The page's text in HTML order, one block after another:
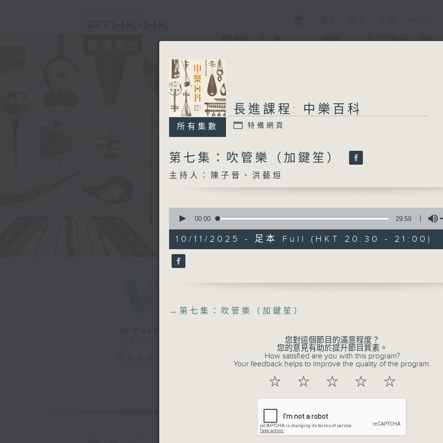
所有集數
長進課程: 中樂百
特備網頁
您喜歡這個節目嗎?
主持人：陳子晉、洪藝烜
所有集數
長進課程: 中樂百科
特備網頁
第七集：吹管樂（加鍵笙）
主持人：陳子晉、洪藝烜
seconds
29
minutes,
59
seconds
90%
00:00 29:59
10/11/2025 - 足本 Full (HKT 20:30 - 21:00)
→ 第七集：吹管樂（加鍵笙）
您對這個節目的滿意程度？
您的意見有助於提升節目質素。
How satisfied are you with this program?
Your feedback helps to improve the quality of the program.
☆ ☆ ☆ ☆ ☆